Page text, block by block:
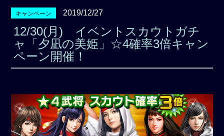
キャンペーン 2019/12/27
12/30(月) イベントスカウトガチ
ャ「夕凪の美姫」☆4確率3倍キャン
ペーン開催！